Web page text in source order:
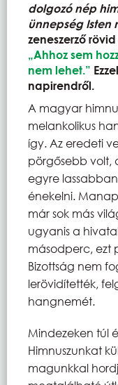
dolgozó nép
ünnepség Isten
zeneszerző
„Ahhoz sem
nem lehet.”
napirendről.
A magyar
melankolikus
így. Az eredeti
pörgősebb volt,
egyre
énekelni.
már sok más
ugyanis a
másodperc, ezt
Bizottság nem
lerövidítették,
hangnemét.
Mindezeken túl
Himnuszunkat
magunkkal